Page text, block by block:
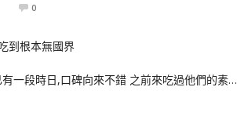
0
一段時日,口碑向來不錯 之前來吃過他們的素…